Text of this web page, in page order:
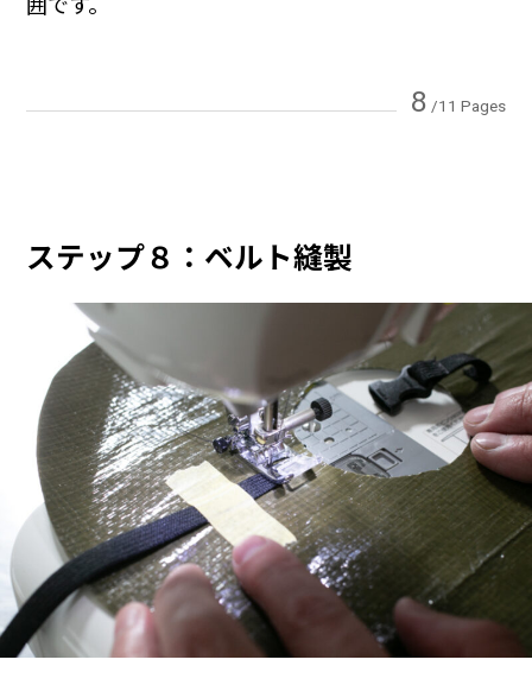
8 /11 Pages
ステップ８：ベルト縫製